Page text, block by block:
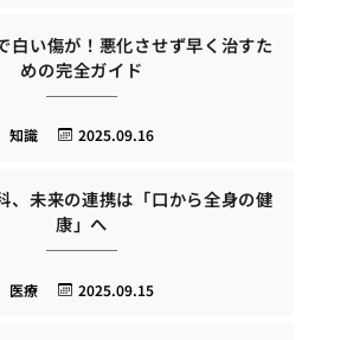
白い傷が！悪化させず早く治すた
めの完全ガイド
2025.09.16
知識
、未来の連携は「口から全身の健
康」へ
2025.09.15
医療